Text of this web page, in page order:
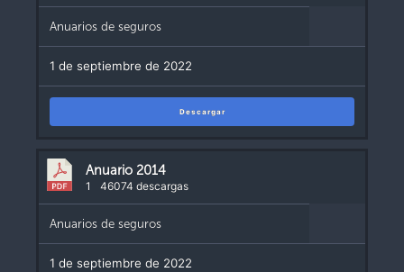
Anuarios de seguros
1 de septiembre de 2022
Descargar
Anuario 2014
1 46074 descargas
Anuarios de seguros
1 de septiembre de 2022